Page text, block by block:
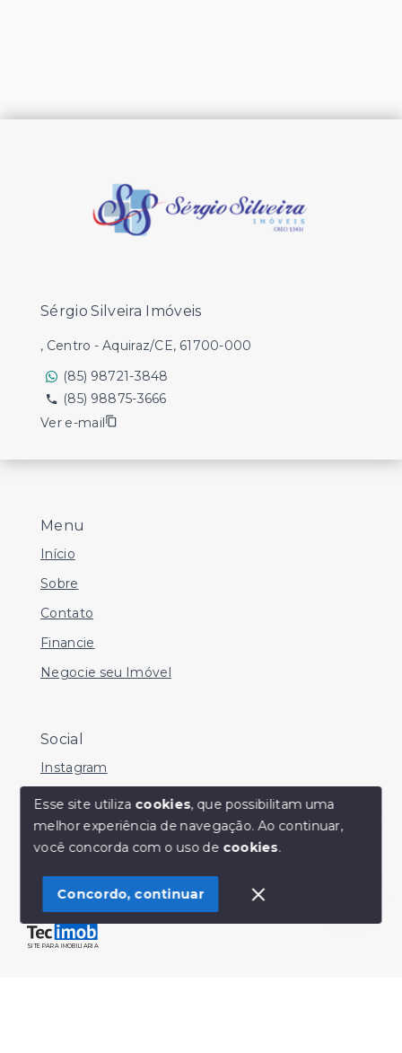
Olá! Estamos disponíveis para te ajudar.
Menu
Início
Sobre
Contato
Financie
Negocie seu Imóvel
Social
Instagram
Facebook
Youtube
© Copyright 2026 - Sérgio Silveira Imóveis - Todos os
direitos reservados
SITE PARA IMOBILIARIA
Sérgio Silveira Imóveis
, Centro - Aquiraz/CE, 61700-000
(85) 98721-3848
(85) 98875-3666
Ver e-mail
Esse site utiliza cookies, que possibilitam uma
melhor experiência de navegação.Ao continuar,
você concorda com o uso de cookies.
Concordo, continuar